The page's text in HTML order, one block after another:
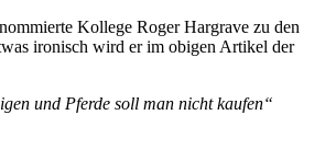
Kollege Roger Hargrave zu den
ironisch wird er im obigen Artikel der
und Pferde soll man nicht kaufen“